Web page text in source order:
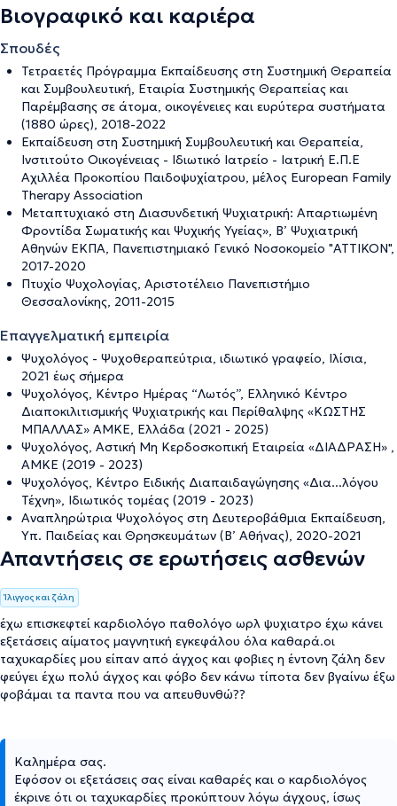
Βιογραφικό και καριέρα
Σπουδές
Τετραετές Πρόγραμμα Εκπαίδευσης στη Συστημική Θεραπεία
και Συμβουλευτική, Εταιρία Συστημικής Θεραπείας και
Παρέμβασης σε άτομα, οικογένειες και ευρύτερα συστήματα
(1880 ώρες), 2018-2022
Εκπαίδευση στη Συστημική Συμβουλευτική και Θεραπεία,
Ινστιτούτο Οικογένειας - Ιδιωτικό Ιατρείο - Ιατρική Ε.Π.Ε
Αχιλλέα Προκοπίου Παιδοψυχίατρου, μέλος European Family
Therapy Association
Μεταπτυχιακό στη Διασυνδετική Ψυχιατρική: Απαρτιωμένη
Φροντίδα Σωματικής και Ψυχικής Υγείας», Β’ Ψυχιατρική
Αθηνών ΕΚΠΑ, Πανεπιστημιακό Γενικό Νοσοκομείο "ΑΤΤΙΚΟΝ",
2017-2020
Πτυχίο Ψυχολογίας, Αριστοτέλειο Πανεπιστήμιο
Θεσσαλονίκης, 2011-2015
Επαγγελματική εμπειρία
Ψυχολόγος - Ψυχοθεραπεύτρια, ιδιωτικό γραφείο, Ιλίσια,
2021 έως σήμερα
Ψυχολόγος, Κέντρο Ημέρας “Λωτός”, Ελληνικό Κέντρο
Διαποκιλιτισμικής Ψυχιατρικής και Περίθαλψης «ΚΩΣΤΗΣ
ΜΠΑΛΛΑΣ» ΑΜΚΕ, Ελλάδα (2021 - 2025)
Ψυχολόγος, Αστική Μη Κερδοσκοπική Εταιρεία «ΔΙΑΔΡΑΣΗ» ,
ΑΜΚΕ (2019 - 2023)
Ψυχολόγος, Κέντρο Ειδικής Διαπαιδαγώγησης «Δια...λόγου
Τέχνη», Ιδιωτικός τομέας (2019 - 2023)
Αναπληρώτρια Ψυχολόγος στη Δευτεροβάθμια Εκπαίδευση,
Υπ. Παιδείας και Θρησκευμάτων (Β’ Αθήνας), 2020-2021
Απαντήσεις σε ερωτήσεις ασθενών
Ίλιγγος και ζάλη
έχω επισκεφτεί καρδιολόγο παθολόγο ωρλ ψυχιατρο έχω κάνει
εξετάσεις αίματος μαγνητική εγκεφάλου όλα καθαρά.οι
ταχυκαρδίες μου είπαν από άγχος και φοβιες η έντονη ζάλη δεν
φεύγει έχω πολύ άγχος και φόβο δεν κάνω τίποτα δεν βγαίνω έξω
φοβάμαι τα παντα που να απευθυνθώ??
Καλημέρα σας.
Εφόσον οι εξετάσεις σας είναι καθαρές και ο καρδιολόγος
έκρινε ότι οι ταχυκαρδίες προκύπτουν λόγω άγχους, ίσως